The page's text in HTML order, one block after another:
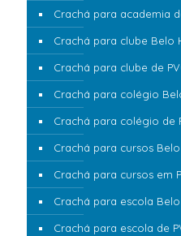
Crachá para academia
Crachá para clube Belo
Crachá para clube de
Crachá para colégio
Crachá para colégio de
Crachá para cursos
Crachá para cursos em
Crachá para escola
Crachá para escola de